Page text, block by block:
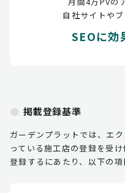
自社サイトや
SEOに効
掲載登録基準
ガーデンプラットでは、エ
っている施工店の登録を受け
登録するにあたり、以下の項